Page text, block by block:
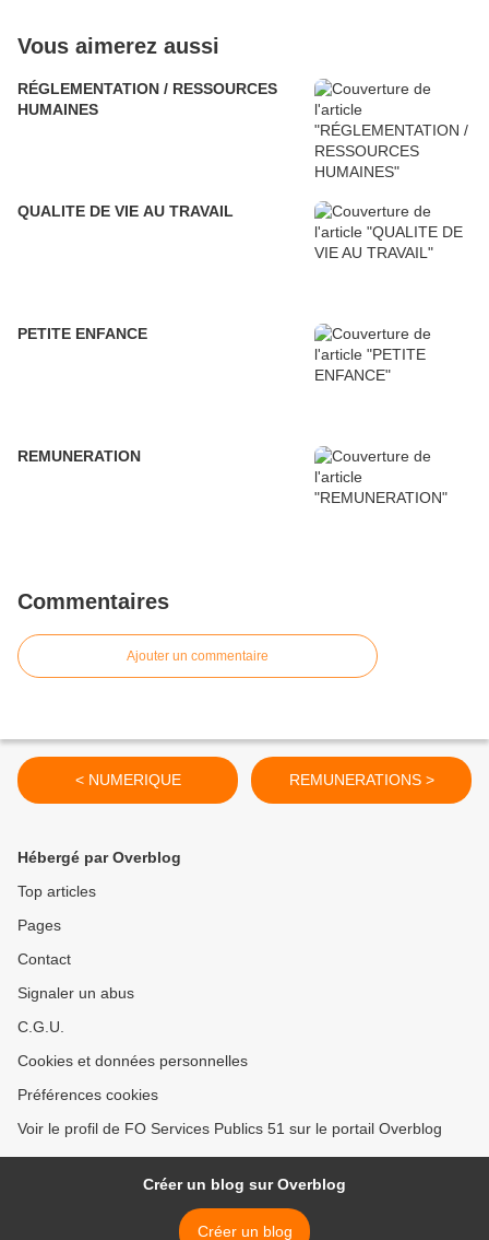
Vous aimerez aussi
RÉGLEMENTATION / RESSOURCES
HUMAINES
QUALITE DE VIE AU TRAVAIL
PETITE ENFANCE
REMUNERATION
Commentaires
Ajouter un commentaire
< NUMERIQUE REMUNERATIONS >
Hébergé par Overblog
Top articles
Pages
Contact
Signaler un abus
C.G.U.
Cookies et données personnelles
Préférences cookies
Voir le profil de FO Services Publics 51 sur le portail Overblog
Créer un blog sur Overblog
Créer un blog